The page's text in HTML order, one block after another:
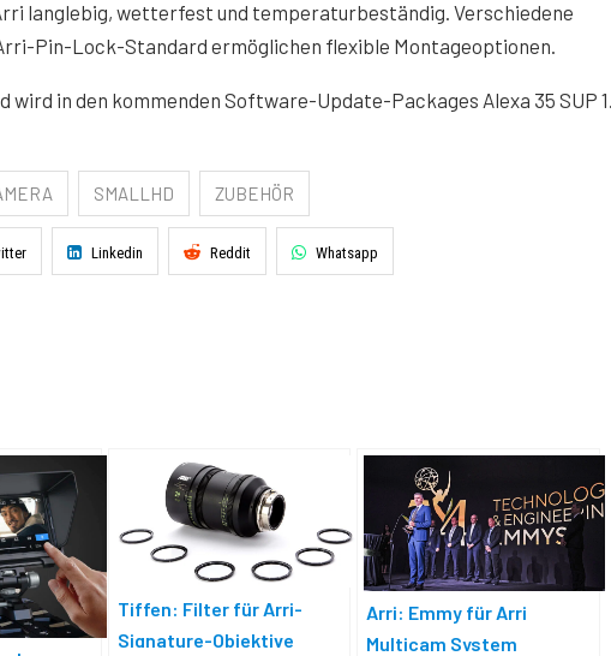
langlebig, wetterfest und temperaturbeständig. Verschiedene
Pin-Lock-Standard ermöglichen flexible Montageoptionen.
wird in den kommenden Software-Update-Packages Alexa 35 SUP
SMALLHD ZUBEHÖR
Linkedin Reddit Whatsapp
Tiffen: Filter für Arri-
Signature-Objektive
Arri: Emmy für Arri
Multicam System